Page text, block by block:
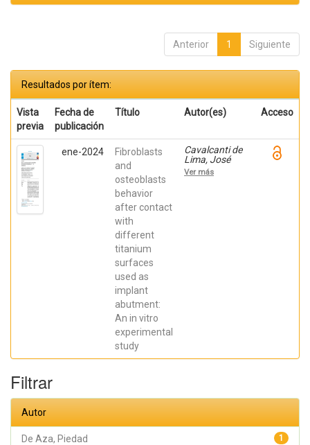
Anterior 1 Siguiente
Resultados por ítem:
Vista
previa
Fecha de
publicación
Título Autor(es) Acceso
ene-2024
Fibroblasts
and
osteoblasts
behavior
after contact
with
different
titanium
surfaces
used as
implant
abutment:
An in vitro
experimental
study
Cavalcanti de
Lima, José
Henrique;
Robbs ,
Ver más
Filtrar
Autor
1
De Aza, Piedad